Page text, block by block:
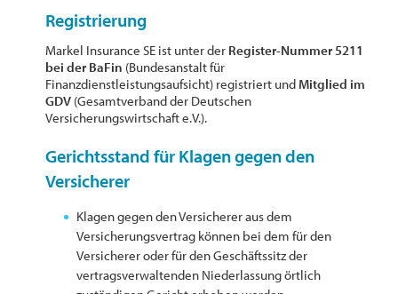
Registrierung
Markel Insurance SE ist unter der Register-Nummer 5211
bei der BaFin (Bundesanstalt für
Finanzdienstleistungsaufsicht) registriert undMitglied im
GDV (Gesamtverband der Deutschen
Versicherungswirtschaft e.V.).
Gerichtsstand für Klagen gegen den
Versicherer
Klagen gegen den Versicherer aus dem
Versicherungsvertrag können bei dem für den
Versicherer oder für den Geschäftssitz der
vertragsverwaltenden Niederlassung örtlich